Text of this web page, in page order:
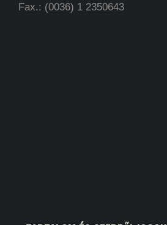
Fax.: (0036) 1 2350643